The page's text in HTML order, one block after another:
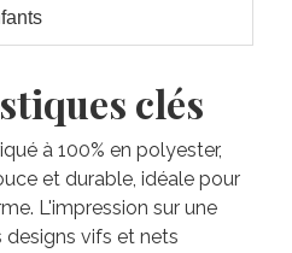
clés
à 100% en polyester,
et durable, idéale pour
L'impression sur une
vifs et nets